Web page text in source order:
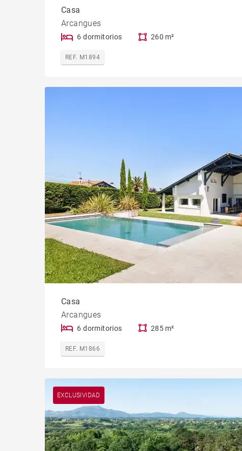
Casa
Arcangues
6 dormitorios 260 m²
REF. M1894
Casa
Arcangues
6 dormitorios 285 m²
REF. M1866
EXCLUSIVIDAD